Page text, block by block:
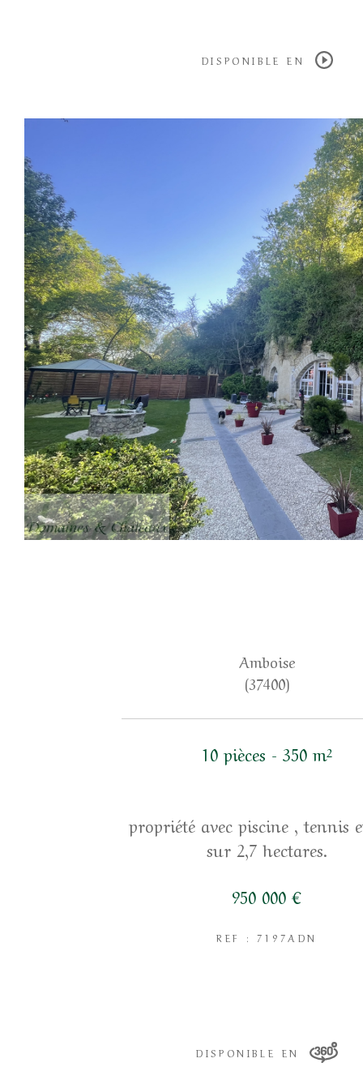
DISPONIBLE EN
Amboise
(37400)
10 pièces - 350 m²
propriété avec piscine , tennis
sur 2,7 hectares.
950 000 €
REF : 7197ADN
DISPONIBLE EN